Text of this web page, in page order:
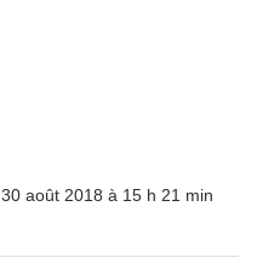
30 août 2018 à 15 h 21 min